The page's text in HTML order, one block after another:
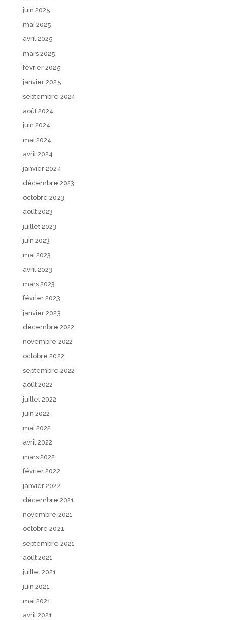
juin 2025
mai 2025
avril 2025
mars 2025
février 2025
janvier 2025
septembre 2024
août 2024
juin 2024
mai 2024
avril 2024
janvier 2024
décembre 2023
octobre 2023
août 2023
juillet 2023
juin 2023
mai 2023
avril 2023
mars 2023
février 2023
janvier 2023
décembre 2022
novembre 2022
octobre 2022
septembre 2022
août 2022
juillet 2022
juin 2022
mai 2022
avril 2022
mars 2022
février 2022
janvier 2022
décembre 2021
novembre 2021
octobre 2021
septembre 2021
août 2021
juillet 2021
juin 2021
mai 2021
avril 2021